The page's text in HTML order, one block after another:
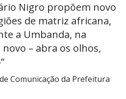
Nigro propõem novo
de matriz africana,
a Umbanda, na
novo – abra os olhos,
Comunicação da Prefeitura